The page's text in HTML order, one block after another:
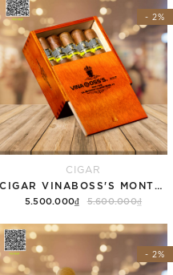
- 2%
CIGAR
5.500.000₫ 5.600.000₫
Thêm vào giỏ hàng
- 2%